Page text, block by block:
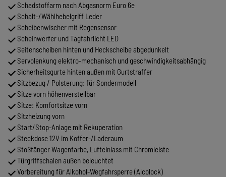
Schadstoffarm nach Abgasnorm Euro 6e
Schalt-/Wählhebelgriff Leder
Scheibenwischer mit Regensensor
Scheinwerfer und Tagfahrlicht LED
Seitenscheiben hinten und Heckscheibe abgedunkelt
Servolenkung elektro-mechanisch und geschwindigkeitsabhängig
Sicherheitsgurte hinten außen mit Gurtstraffer
Sitzbezug / Polsterung: für Sondermodell
Sitze vorn höhenverstellbar
Sitze: Komfortsitze vorn
Sitzheizung vorn
Start/Stop-Anlage mit Rekuperation
Steckdose 12V im Koffer-/Laderaum
Stoßfänger Wagenfarbe, Lufteinlass mit Chromleiste
Türgriffschalen außen beleuchtet
Vorbereitung für Alkohol-Wegfahrsperre (Alcolock)